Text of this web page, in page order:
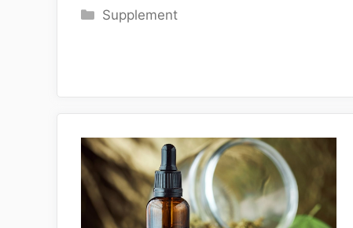
Kategoriler
Supplement